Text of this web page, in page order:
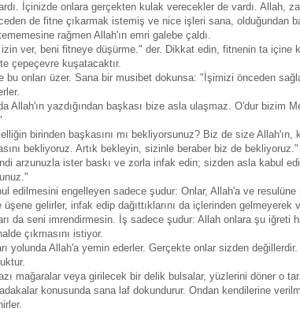
İçinizde onlara gerçekten kulak verecekler de vardı. Allah,
de fitne çıkarmak istemiş ve nice işleri sana, olduğundan
rağmen Allah'ın emri galebe çaldı.
ver, beni fitneye düşürme." der. Dikkat edin, fitnenin ta içine
çepeçevre kuşatacaktır.
bu onları üzer. Sana bir musibet dokunsa: "İşimizi önceden
Allah'ın yazdığından başkası bize asla ulaşmaz. O'dur bizim
birinden başkasını mı bekliyorsunuz? Biz de size Allah'ın,
bekliyoruz. Artık bekleyin, sizinle beraber biz de bekliyoruz."
arzunuzla ister baskı ve zorla infak edin; sizden asla kabul
edilmesini engelleyen sadece şudur: Onlar, Allah'a ve resulüne
gelirler, infak edip dağıttıklarını da içlerinden gelmeyerek
da seni imrendirmesin. İş sadece şudur: Allah onlara şu iğreti
çıkmasını istiyor.
yolunda Allah'a yemin ederler. Gerçekte onlar sizden
mağaralar veya girilecek bir delik bulsalar, yüzlerini döner o
konusunda sana laf dokundurur. Ondan kendilerine